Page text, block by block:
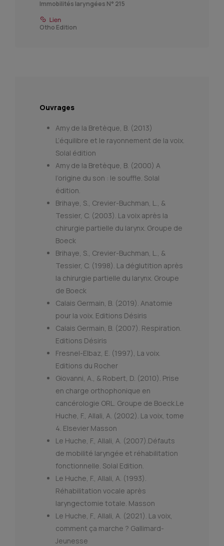
Immobilités laryngées N° 215
Otho Edition
Ouvrages
Amy de la Bretèque, B. (2013)
L’équilibre et le rayonnement de la voix.
Solal édition
Amy de la Bretèque, B. (2000) A
l’origine du son : le souffle. Solal
édition.
Brihaye, S., Crevier-Buchman, L., &
Tessier, C. (2003). La voix après la
chirurgie partielle du larynx. Groupe de
Boeck
Brihaye, S., Crevier-Buchman, L., &
Tessier, C. (1998). La déglutition après
la chirurgie partielle du larynx. Groupe
de Boeck
Calais Germain, B. (2019). Anatomie
pour la voix. Editions Désiris
Calais Germain, B. (2007). Respiration.
Editions Désiris
Fresnel-Elbaz, E. (1997), La voix.
Editions du Rocher
Giovanni, A., & Robert, D. (2010). Prise
en charge orthophonique en
cancérologie ORL. Groupe de Boeck.Le
Huche, F., Allali, A. (2002). La voix, tome
4. Elsevier Masson
Le Huche, F., Allali, A. (2007).Défauts
de mobilité laryngée et réhabilitation
fonctionnelle. Solal Edition.
Le Huche, F., Allali, A. (1993).
Réhabilitation vocale après
laryngectomie totale. Masson
Le Huche, F., Allali, A. (2021). La voix,
comment ça marche ? Gallimard-
Jeunesse